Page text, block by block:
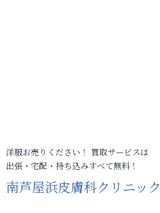
洋服お売りください！ 買取サービスは
出張・宅配・持ち込みすべて無料！
南芦屋浜皮膚科クリニック